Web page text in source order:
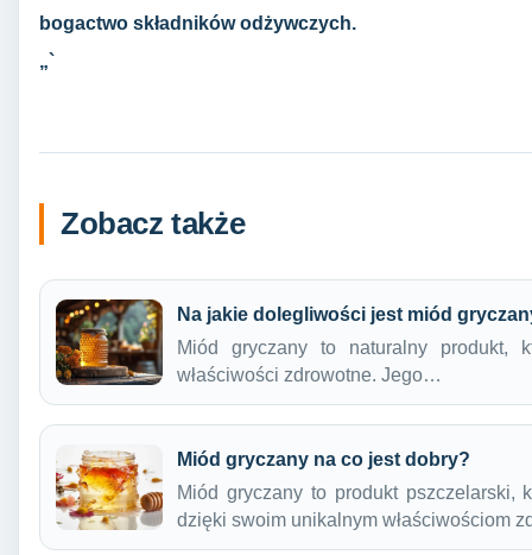
bogactwo składników odżywczych.
„`
Zobacz także
Na jakie dolegliwości jest miód
Miód gryczany to naturalny
właściwości zdrowotne. Jego…
Miód gryczany na co jest dobry?
Miód gryczany to produkt pszczelarski,
dzięki swoim unikalnym właściwościom